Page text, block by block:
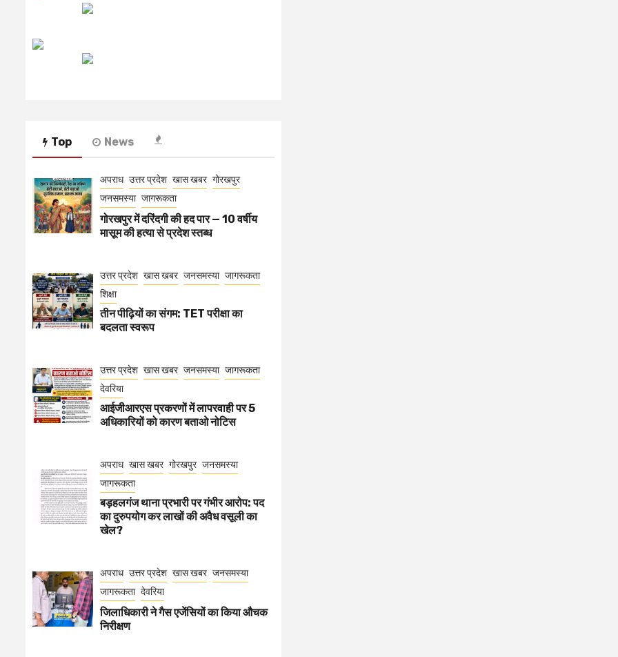
Top News
अपराध उत्तर प्रदेश खास खबर गोरखपुर
जनसमस्या जागरूकता
गोरखपुर में दरिंदगी की हद पार — 10 वर्षीय
मासूम की हत्या से प्रदेश स्तब्ध
उत्तर प्रदेश खास खबर जनसमस्या जागरूकता
शिक्षा
तीन पीढ़ियों का संगम: TET परीक्षा का
बदलता स्वरूप
उत्तर प्रदेश खास खबर जनसमस्या जागरूकता
देवरिया
आईजीआरएस प्रकरणों में लापरवाही पर 5
अधिकारियों को कारण बताओ नोटिस
अपराध खास खबर गोरखपुर जनसमस्या
जागरूकता
बड़हलगंज थाना प्रभारी पर गंभीर आरोप: पद
का दुरुपयोग कर लाखों की अवैध वसूली का
खेल?
अपराध उत्तर प्रदेश खास खबर जनसमस्या
जागरूकता देवरिया
जिलाधिकारी ने गैस एजेंसियों का किया औचक
निरीक्षण